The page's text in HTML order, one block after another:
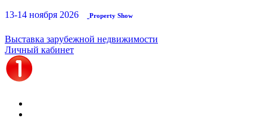
13-14 ноября 2026 Property Show
Выставка зарубежной недвижимости
Личный кабинет